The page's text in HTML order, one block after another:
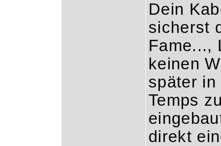
Dein
sicherst
Fame...,
keinen
später in
Temps
direkt